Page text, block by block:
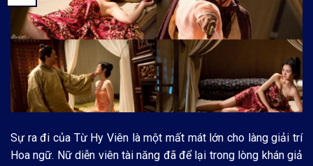
Sự ra đi của Từ Hy Viên là một mất mát lớn cho làng giải trí
Hoa ngữ. Nữ diễn viên tài năng đã để lại trong lòng khán giả